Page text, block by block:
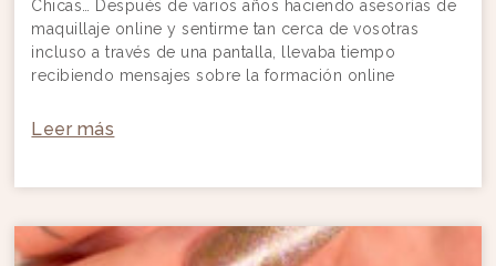
Chicas… Después de varios años haciendo asesorías de
maquillaje online y sentirme tan cerca de vosotras
incluso a través de una pantalla, llevaba tiempo
recibiendo mensajes sobre la formación online
Leer más